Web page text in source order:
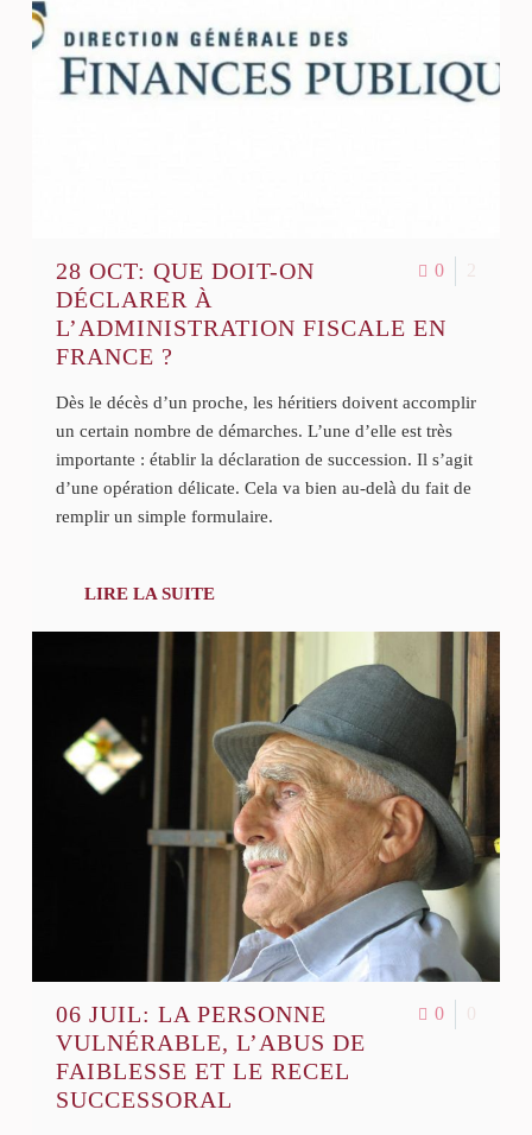
0
28 OCT: QUE DOIT-ON
DÉCLARER À
L’ADMINISTRATION FISCALE EN
FRANCE ?
Dès le décès d’un proche, les héritiers doivent accomplir
un certain nombre de démarches. L’une d’elle est très
importante : établir la déclaration de succession. Il s’agit
d’une opération délicate. Cela va bien au-delà du fait de
remplir un simple formulaire.
LIRE LA SUITE
0 0
06 JUIL: LA PERSONNE
VULNÉRABLE, L’ABUS DE
FAIBLESSE ET LE RECEL
SUCCESSORAL